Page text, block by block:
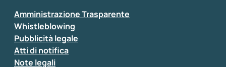
Amministrazione Trasparente
Whistleblowing
Pubblicità legale
Atti di notifica
Note legali